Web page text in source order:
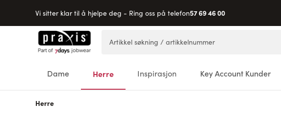
Vi sitter klar til å hjelpe deg - Ring oss på telefon57 69 46 00
Hopp til innhold
Dame Herre Inspirasjon Key Account Kunder
Herre